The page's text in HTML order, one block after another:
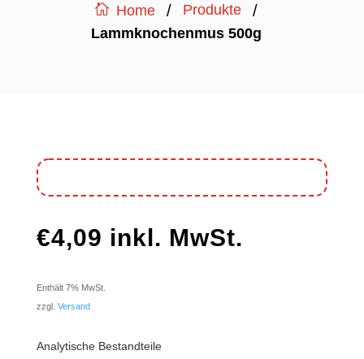
Home / Produkte /
Lammknochenmus 500g
€4,09 inkl. MwSt.
Enthält 7% MwSt.
zzgl. Versand
Analytische Bestandteile